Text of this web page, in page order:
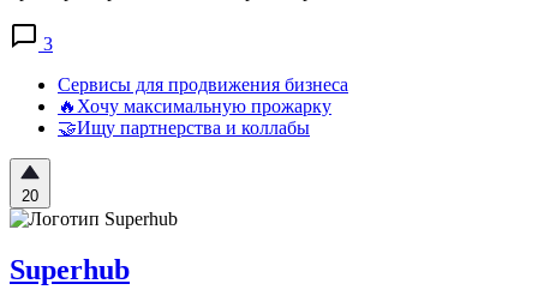
3
Сервисы для продвижения бизнеса
🔥Хочу максимальную прожарку
🤝Ищу партнерства и коллабы
20
Superhub